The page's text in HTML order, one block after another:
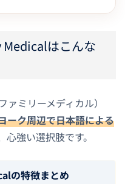
はこんな
ミリーメディカル）
ーク周辺で日本語による
心強い選択肢です。
の特徴まとめ